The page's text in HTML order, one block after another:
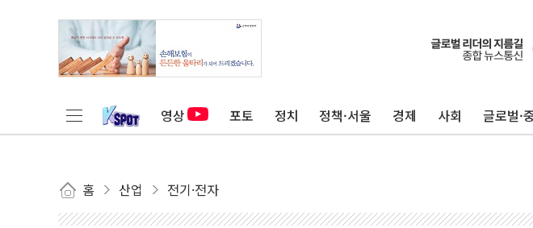
영상 포토 정치 정책·서울 경제 사회 글로벌·
홈 산업 전기·전자